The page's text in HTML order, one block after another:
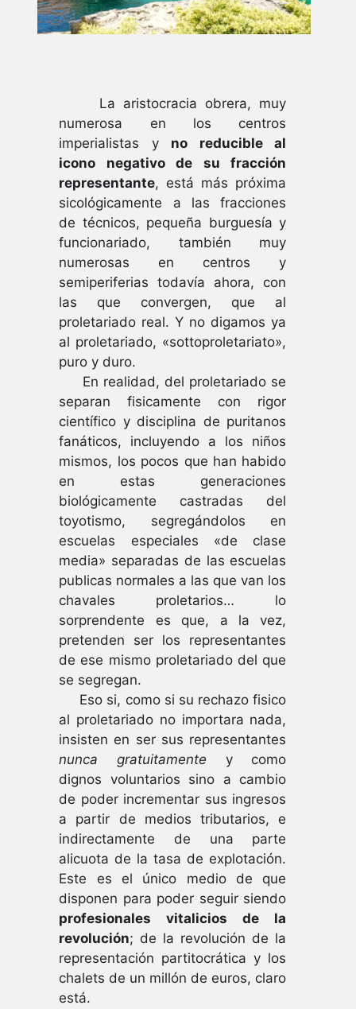
La aristocracia obrera, muy
numerosa en los centros
imperialistas y no reducible al
icono negativo de su fracción
representante, está más próxima
sicológicamente a las fracciones
de técnicos, pequeña burguesía y
funcionariado, también muy
numerosas en centros y
semiperiferias todavía ahora, con
las que convergen, que al
proletariado real. Y no digamos ya
al proletariado, «sottoproletariato»,
puro y duro.
En realidad, del proletariado se
separan fisicamente con rigor
científico y disciplina de puritanos
fanáticos, incluyendo a los niños
mismos, los pocos que han habido
en estas generaciones
biológicamente castradas del
toyotismo, segregándolos en
escuelas especiales «de clase
media» separadas de las escuelas
publicas normales a las que van los
chavales proletarios… lo
sorprendente es que, a la vez,
pretenden ser los representantes
de ese mismo proletariado del que
se segregan.
Eso si, como si su rechazo fisico
al proletariado no importara nada,
insisten en ser sus representantes
nunca gratuitamente y como
dignos voluntarios sino a cambio
de poder incrementar sus ingresos
a partir de medios tributarios, e
indirectamente de una parte
alicuota de la tasa de explotación.
Este es el único medio de que
disponen para poder seguir siendo
profesionales vitalicios de la
revolución; de la revolución de la
representación partitocrática y los
chalets de un millón de euros, claro
está.